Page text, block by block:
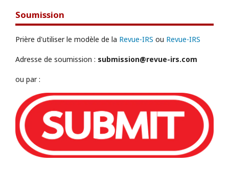
Soumission
Prière d'utiliser le modèle de la Revue-IRS ou Revue-IRS
Adresse de soumission : submission@revue-irs.com
ou par :